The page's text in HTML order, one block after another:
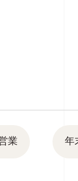
業 年